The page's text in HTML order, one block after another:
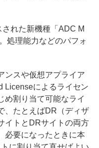
れた新機種「ADC M
処理能力などのパフォ
スや仮想アプライア
Licenseによるライセン
め割り当て可能なライ
、たとえばDR（ディザ
イトとDRサイトの両方
必要になったときに本